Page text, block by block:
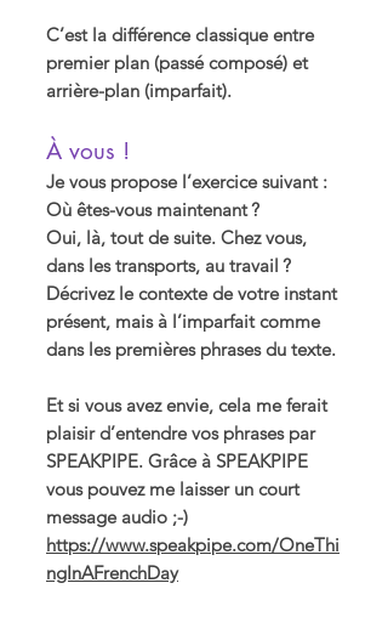
C’est la différence classique entre
premier plan (passé composé) et
arrière-plan (imparfait).
À vous !
Je vous propose l’exercice suivant :
Où êtes-vous maintenant ?
Oui, là, tout de suite. Chez vous,
dans les transports, au travail ?
Décrivez le contexte de votre instant
présent, mais à l’imparfait comme
dans les premières phrases du texte.
Et si vous avez envie, cela me ferait
plaisir d’entendre vos phrases par
SPEAKPIPE. Grâce à SPEAKPIPE
vous pouvez me laisser un court
message audio ;-)
https://www.speakpipe.com/OneThi
ngInAFrenchDay